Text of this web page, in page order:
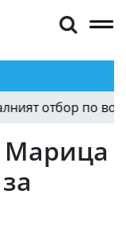
отбор по
Марица